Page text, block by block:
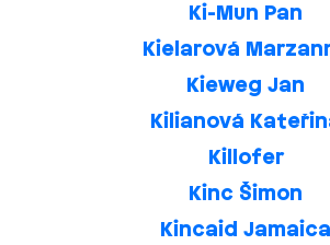
Ki-Mun Pan
Kielarová
Kieweg Jan
Kilianová
Killofer
Kinc Šimon
Kincaid Jamaica